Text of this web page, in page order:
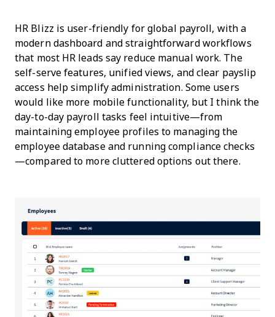
HR Blizz is user-friendly for global payroll, with a
modern dashboard and straightforward workflows
that most HR leads say reduce manual work. The
self-serve features, unified views, and clear payslip
access help simplify administration. Some users
would like more mobile functionality, but I think the
day-to-day payroll tasks feel intuitive—from
maintaining employee profiles to managing the
employee database and running compliance checks
—compared to more cluttered options out there.